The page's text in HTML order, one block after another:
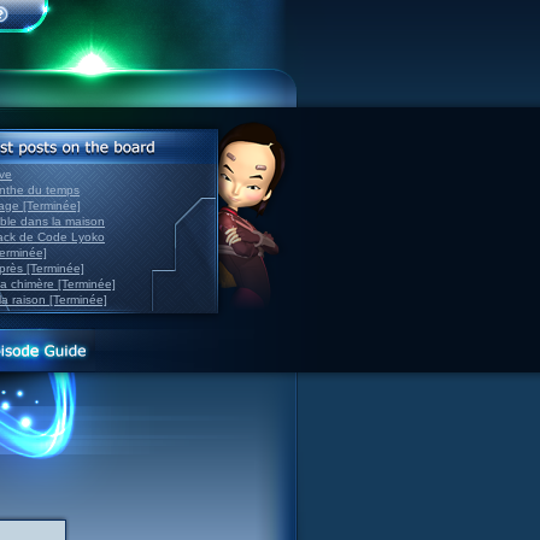
du temps
[Terminée]
dans la maison
de Code Lyoko
[Terminée]
chimère [Terminée]
raison [Terminée]